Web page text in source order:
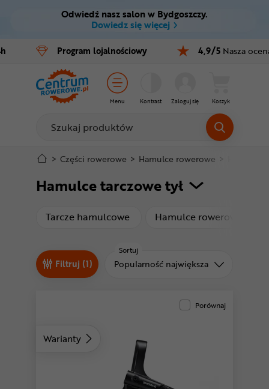
Ctrl M
Menu główne
Filtry
Produkty
Stopka
Mapa strony
Odwiedź nasz salon w Bydgoszczy.
Dowiedz się więcej
Program lojalnościowy 4,9/5 Nasza
Menu Kontrast Zaloguj się Koszyk
Rowery
E-bike
Części
Akcesoria
Odzież
Kaski
Buty
Odżywki
> Części rowerowe > Hamulce rowerowe >
Hamulce tarczowe tył
Tarcze hamulcowe produktyHamulce rowerowe
Filtruj (1)
Sortuj
Sortuj od
Popularność największa
Warianty
Porównaj